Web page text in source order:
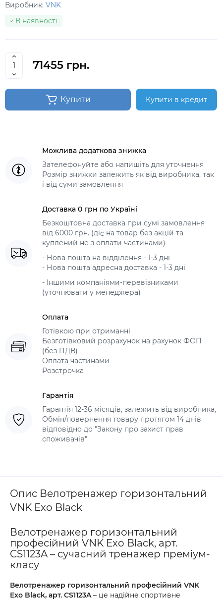
Виробник: VNK
В наявності
71455 грн.
Купити Купити в кредит
Можлива додаткова знижка
Зателефонуйте або напишіть для уточнення
Розмір знижки залежить як від виробника, так
і від суми замовлення
Доставка 0 грн по Україні
Безкоштовна доставка при сумі замовлення
від 6000 грн. (діє на товар без акцій та
куплений не з оплати частинами)
- Нова пошта на відділення - 1-3 дні
- Нова пошта адресна доставка - 1-3 дні
- Іншими компаніями-перевізниками
(уточнювати у менеджера)
Оплата
Готівкою при отриманні
Безготівковий розрахунок на рахунок ФОП
(без ПДВ)
Оплата частинами
Розстрочка
Гарантія
Гарантія 12-36 місяців, залежить від виробника,
Обмін/повернення товару протягом 14 днів
відповідно до "Закону про захист прав
споживачів"
Опис Велотренажер горизонтальний
VNK Exo Black
Велотренажер горизонтальний
професійний VNK Exo Black, арт.
CS1123A – сучасний тренажер преміум-
класу
Велотренажер горизонтальний професійний VNK
Exo Black, арт. CS1123A– це надійне спортивне